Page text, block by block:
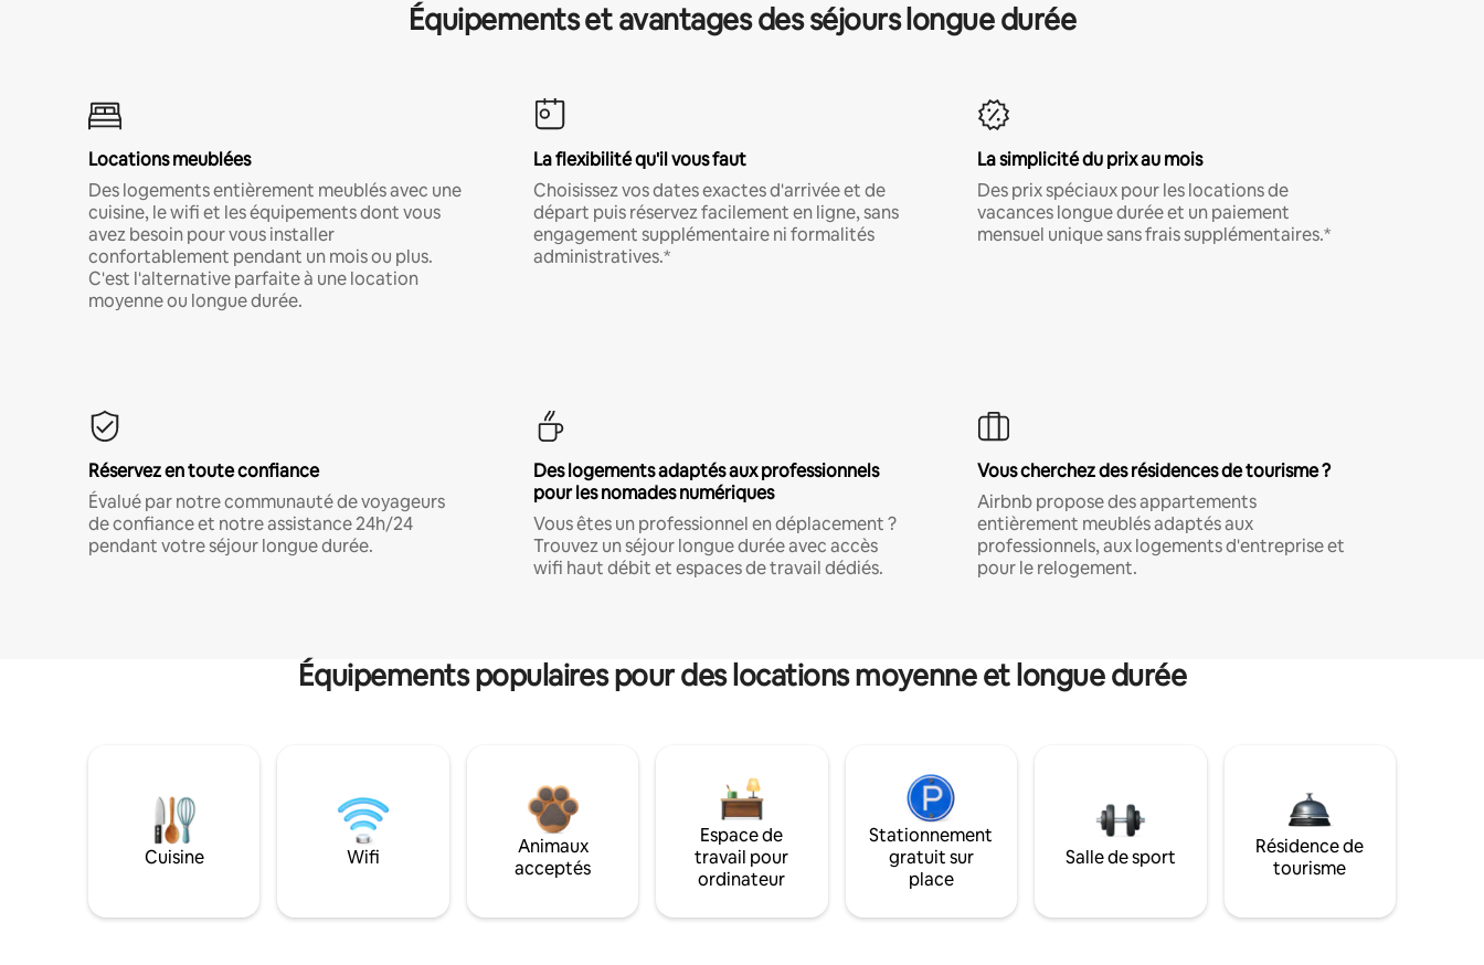
Équipements et avantages des séjours longue durée
Locations meublées
Des logements entièrement meublés avec une
cuisine, le wifi et les équipements dont vous
avez besoin pour vous installer
confortablement pendant un mois ou plus.
C'est l'alternative parfaite à une location
moyenne ou longue durée.
La flexibilité qu'il vous faut
Choisissez vos dates exactes d'arrivée et de
départ puis réservez facilement en ligne, sans
engagement supplémentaire ni formalités
administratives.*
La simplicité du prix au mois
Des prix spéciaux pour les locations de
vacances longue durée et un paiement
mensuel unique sans frais supplémentaires.*
Réservez en toute confiance
Évalué par notre communauté de voyageurs
de confiance et notre assistance 24h/24
pendant votre séjour longue durée.
Des logements adaptés aux professionnels
pour les nomades numériques
Vous êtes un professionnel en déplacement ?
Trouvez un séjour longue durée avec accès
wifi haut débit et espaces de travail dédiés.
Vous cherchez des résidences de tourisme ?
Airbnb propose des appartements
entièrement meublés adaptés aux
professionnels, aux logements d'entreprise et
pour le relogement.
Équipements populaires pour des locations moyenne et longue durée
Cuisine Wifi
Animaux
acceptés
Espace de
travail pour
ordinateur
Stationnement
gratuit sur
place
Salle de sport
Résidence de
tourisme